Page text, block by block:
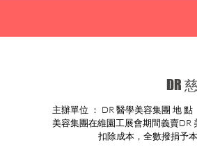
DR
主辦單位 ： DR 醫學美容集團 地 點 ： 公展會（銅鑼灣維多利亞公園） DR 醫學
美容集團在維園工展會期間義賣
扣除成本，全數撥捐予